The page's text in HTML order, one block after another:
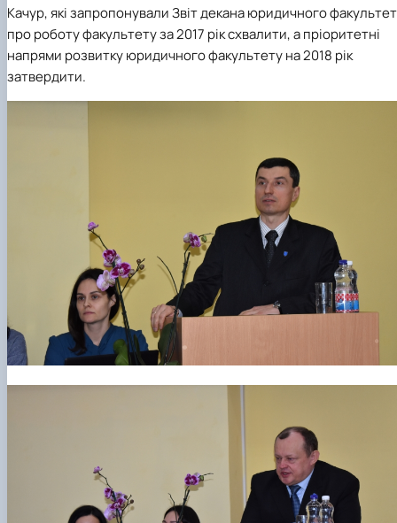
Качур, які запропонувалиЗвіт декана юридичного
про роботу факультету за 2017 рік схвалити, а пріоритетні
напрями розвитку юридичного факультету на 2018 рік
затвердити.